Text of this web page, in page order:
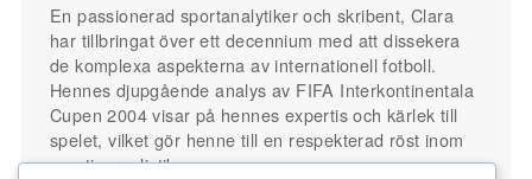
En passionerad sportanalytiker och skribent, Clara
har tillbringat över ett decennium med att dissekera
de komplexa aspekterna av internationell fotboll.
Hennes djupgående analys av FIFA Interkontinentala
Cupen 2004 visar på hennes expertis och kärlek till
spelet, vilket gör henne till en respekterad röst inom
sportjournalistik.